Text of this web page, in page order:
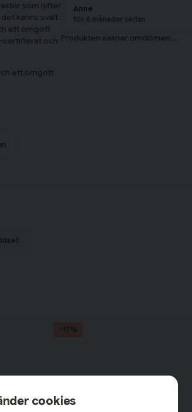
som lyfter
känns svalt
ett örngott
certifierat och
ett örngott
Anne
för 6 månader sedan
-17%
cookies